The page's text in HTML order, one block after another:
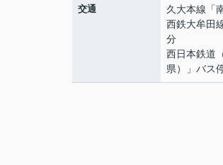
交通 久大本線 「
西鉄大牟田
分
西日本鉄道
県）」バス